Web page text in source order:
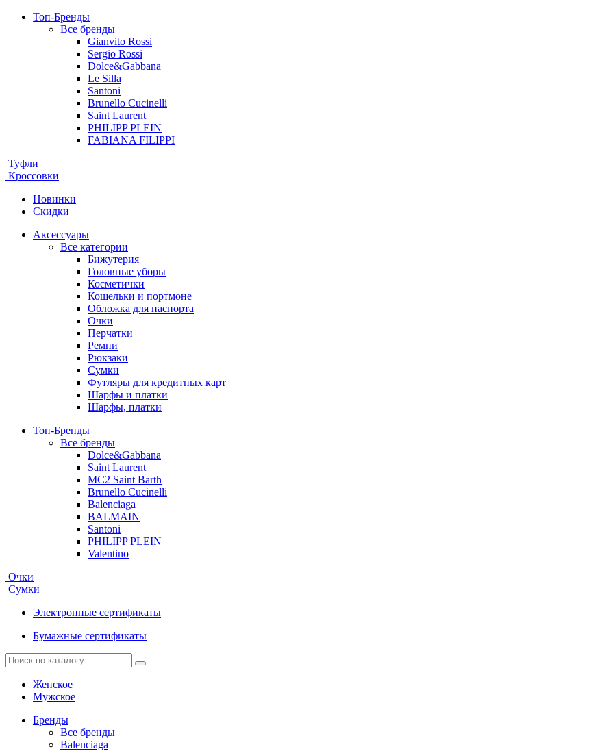
Топ-Бренды
Все бренды
Gianvito Rossi
Sergio Rossi
Dolce&Gabbana
Le Silla
Santoni
Brunello Cucinelli
Saint Laurent
PHILIPP PLEIN
FABIANA FILIPPI
Туфли
Кроссовки
Новинки
Скидки
Аксессуары
Все категории
Бижутерия
Головные уборы
Косметички
Кошельки и портмоне
Обложка для паспорта
Очки
Перчатки
Ремни
Рюкзаки
Сумки
Футляры для кредитных карт
Шарфы и платки
Шарфы, платки
Топ-Бренды
Все бренды
Dolce&Gabbana
Saint Laurent
MC2 Saint Barth
Brunello Cucinelli
Balenciaga
BALMAIN
Santoni
PHILIPP PLEIN
Valentino
Очки
Сумки
Электронные сертификаты
Бумажные сертификаты
Женское
Мужское
Бренды
Все бренды
Balenciaga